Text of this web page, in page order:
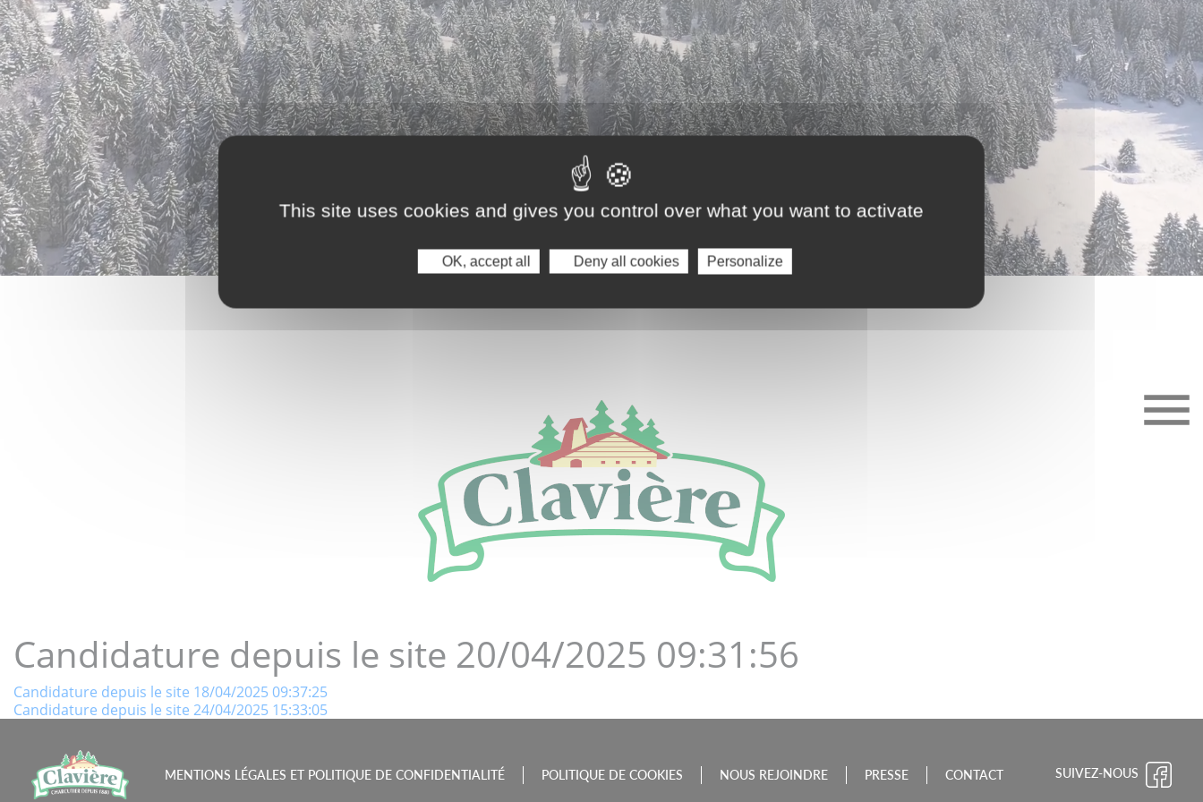
Candidature depuis le site 20/04/2025 09:31:56
Navigation
l’article
Candidature depuis le site 18/04/2025 09:37:25
Candidature depuis le site 24/04/2025 15:33:05
MENTIONS LÉGALES ET POLITIQUE DE CONFIDENTIALITÉ POLITIQUE DE COOKIES NOUS REJOINDRE PRESSE CONTACT SUIVEZ-NOUS
This site uses cookies and gives you control over what you want to activate
OK, accept all Deny all cookies Personalize